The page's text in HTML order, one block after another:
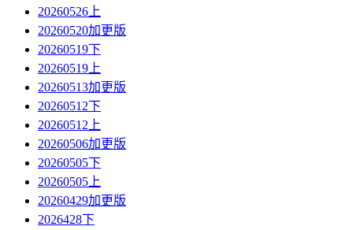
20260526上
20260520加更版
20260519下
20260519上
20260513加更版
20260512下
20260512上
20260506加更版
20260505下
20260505上
20260429加更版
2026428下